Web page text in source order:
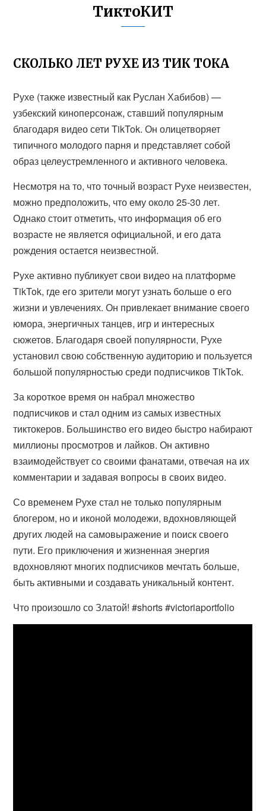
ТиктоКИТ
СКОЛЬКО ЛЕТ РУХЕ ИЗ ТИК ТОКА
Рухе (также известный как Руслан Хабибов) —
узбекский киноперсонаж, ставший популярным
благодаря видео сети TikTok. Он олицетворяет
типичного молодого парня и представляет собой
образ целеустремленного и активного человека.
Несмотря на то, что точный возраст Рухе неизвестен,
можно предположить, что ему около 25-30 лет.
Однако стоит отметить, что информация об его
возрасте не является официальной, и его дата
рождения остается неизвестной.
Рухе активно публикует свои видео на платформе
TikTok, где его зрители могут узнать больше о его
жизни и увлечениях. Он привлекает внимание своего
юмора, энергичных танцев, игр и интересных
сюжетов. Благодаря своей популярности, Рухе
установил свою собственную аудиторию и пользуется
большой популярностью среди подписчиков TikTok.
За короткое время он набрал множество
подписчиков и стал одним из самых известных
тиктокеров. Большинство его видео быстро набирают
миллионы просмотров и лайков. Он активно
взаимодействует со своими фанатами, отвечая на их
комментарии и задавая вопросы в своих видео.
Со временем Рухе стал не только популярным
блогером, но и иконой молодежи, вдохновляющей
других людей на самовыражение и поиск своего
пути. Его приключения и жизненная энергия
вдохновляют многих подписчиков мечтать больше,
быть активными и создавать уникальный контент.
Что произошло со Златой! #shorts #victoriaportfolio